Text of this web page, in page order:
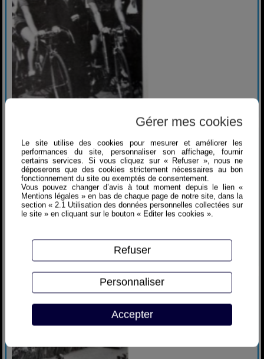
Gérer mes cookies
Le site utilise des cookies pour mesurer et améliorer les
performances du site, personnaliser son affichage, fournir
certains services. Si vous cliquez sur « Refuser », nous ne
déposerons que des cookies strictement nécessaires au bon
fonctionnement du site ou exemptés de consentement.
Vous pouvez changer d’avis à tout moment depuis le lien «
Mentions légales » en bas de chaque page de notre site, dans la
section « 2.1 Utilisation des données personnelles collectées sur
le site » en cliquant sur le bouton « Editer les cookies ».
Accepter
Refuser
Personnaliser